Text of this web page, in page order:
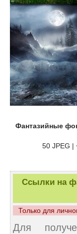
Фантазийные
50 JPEG |
Ссылки на
Только для
Для